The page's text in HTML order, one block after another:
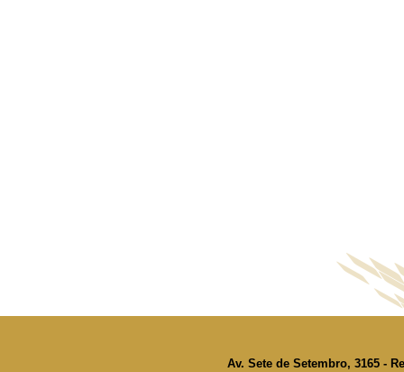
Av. Sete de Setembro, 3165 -